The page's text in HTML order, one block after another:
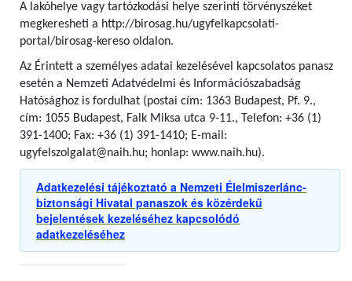
A lakóhelye vagy tartózkodási helye szerinti törvényszéket
megkeresheti a http://birosag.hu/ugyfelkapcsolati-
portal/birosag-kereso oldalon.
Az Érintett a személyes adatai kezelésével kapcsolatos panasz
esetén a Nemzeti Adatvédelmi és Információszabadság
Hatósághoz is fordulhat (postai cím: 1363 Budapest, Pf. 9.,
cím: 1055 Budapest, Falk Miksa utca 9-11., Telefon: +36 (1)
391-1400; Fax: +36 (1) 391-1410; E-mail:
ugyfelszolgalat@naih.hu; honlap: www.naih.hu).
Adatkezelési tájékoztató a Nemzeti Élelmiszerlánc-
biztonsági Hivatal panaszok és közérdekű
bejelentések kezeléséhez kapcsolódó
adatkezeléséhez